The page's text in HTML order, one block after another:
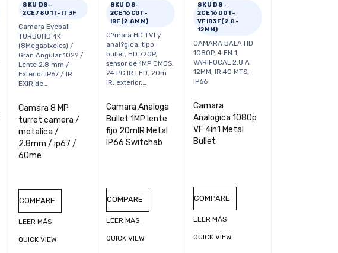
SKU DS-
2CE78U1T-IT3F
Camara Eyeball
TURBOHD 4K
(8Megapixeles) /
Gran Angular 102? /
Lente 2.8 mm /
Exterior IP67 / IR
EXIR de…
Camara 8 MP
turret camera /
metalica /
2.8mm / ip67 /
60me
COMPARE
LEER MÁS
QUICK VIEW
SKU DS-
2CE16C0T-
IRF(2.8MM)
C?mara HD TVI y
anal?gica, tipo
bullet, HD 720P,
sensor de 1MP CMOS,
24 PC IR LED, 20m
IR, exterior,…
Camara Analoga
Bullet 1MP lente
fijo 20mIR Metal
IP66 Switchab
COMPARE
LEER MÁS
QUICK VIEW
SKU DS-
2CE16D0T-
VFIR3F(2.8-
12MM)
CAMARA BALA HD
1080P, 4 EN 1,
VARIFOCAL 2.8 A
12MM, IR 40 MTS,
IP66
Camara
Analogica 1080p
VF 4in1 Metal
Bullet
COMPARE
LEER MÁS
QUICK VIEW